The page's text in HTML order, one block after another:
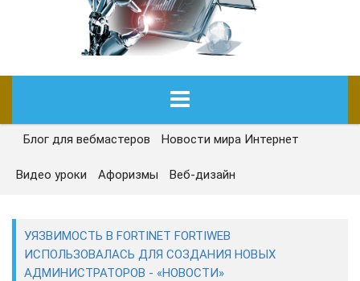
ГЛАВНАЯ
СЕГОДНЯ
Блог для вебмастеров Новости мира Интернет
Видео уроки Афоризмы Веб-дизайн
УЯЗВИМОСТЬ В FORTINET FORTIWEB
ИСПОЛЬЗОВАЛАСЬ ДЛЯ СОЗДАНИЯ НОВЫХ
АДМИНИСТРАТОРОВ - «НОВОСТИ»